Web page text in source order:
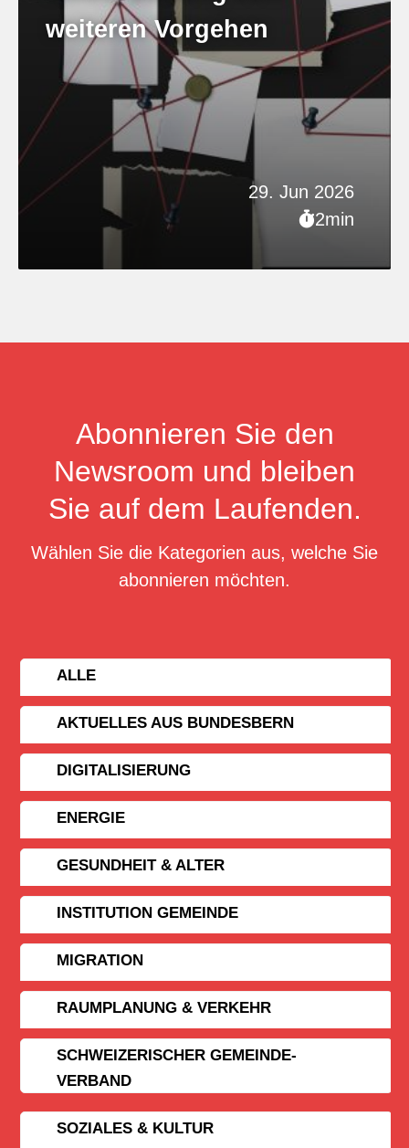
29. Jun 2026
2min
weiteren Vorgehen
Abonnieren Sie den
Newsroom und bleiben
Sie auf dem Laufenden.
Wählen Sie die Kategorien aus, welche Sie
abonnieren möchten.
ALLE
AKTUELLES AUS BUNDESBERN
DIGITALISIERUNG
ENERGIE
GESUNDHEIT & ALTER
INSTITUTION GEMEINDE
MIGRATION
RAUMPLANUNG & VERKEHR
SCHWEIZERISCHER GEMEINDE­
VERBAND
SOZIALES & KULTUR